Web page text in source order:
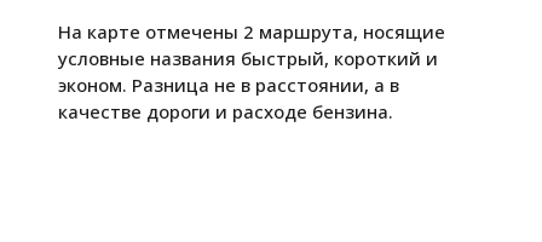
На карте отмечены 2 маршрута, носящие
условные названия быстрый, короткий и
эконом. Разница не в расстоянии, а в
качестве дороги и расходе бензина.